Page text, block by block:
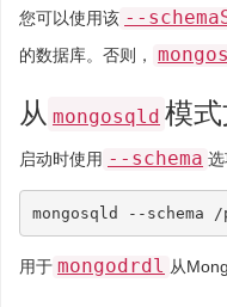
您可以使用该 --
的数据库。否则，
从 mongosqld 模
启动时使用 --schema
用于 mongodrdl 从